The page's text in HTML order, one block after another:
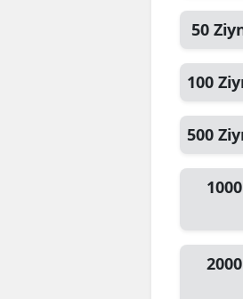
50
100
500
1000
2000